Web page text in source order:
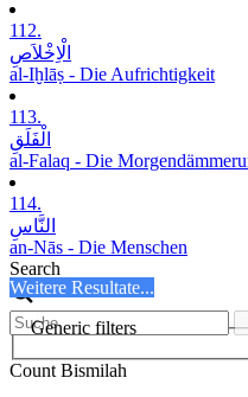
112.
الْاِخْلاَصِ
al-Iḫlāṣ - Die Aufrichtigkeit
113.
الْفَلَقِ
al-Falaq - Die
114.
النَّاسِ
an-Nās - Die Menschen
Search
Weitere Resultate...
Generic filters
Count Bismilah